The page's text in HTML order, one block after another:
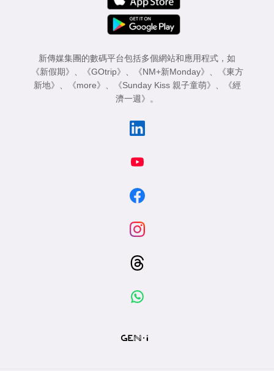
新傳媒集團的數碼平台包括多個網站和應用程式，如
《新假期》
《GOtrip》 《NM+新Monday》
《東方
新地》
《more》 《Sunday Kiss 親子童萌》
《經
濟一週》
。